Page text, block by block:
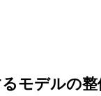
モデルの整